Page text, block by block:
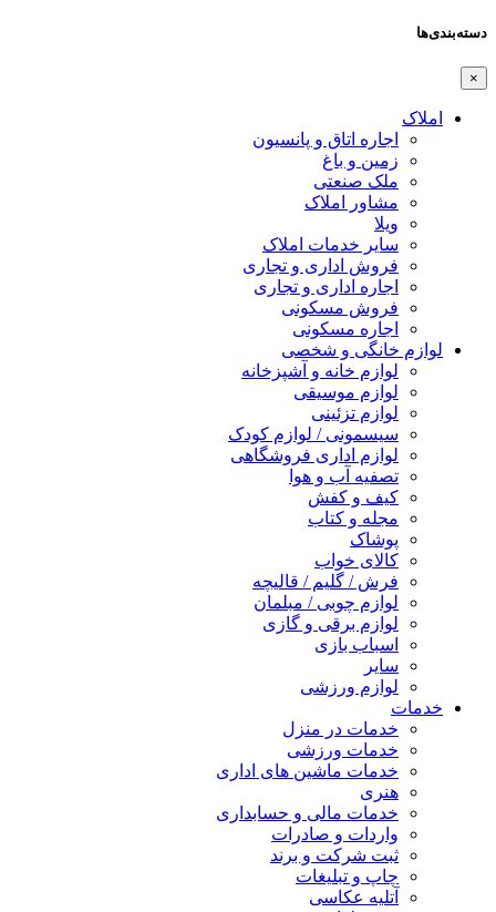
دسته‌بندی‌ها
×
املاک
اجاره اتاق و پانسیون
زمین و باغ
ملک صنعتی
مشاور املاک
ویلا
سایر خدمات املاک
فروش اداری و تجاری
اجاره اداری و تجاری
فروش مسکونی
اجاره مسکونی
لوازم خانگی و شخصی
لوازم خانه و آشپزخانه
لوازم موسیقی
لوازم تزئینی
سیسمونی / لوازم کودک
لوازم اداری فروشگاهی
تصفیه آب و هوا
کیف و کفش
مجله و کتاب
پوشاک
کالای خواب
فرش / گلیم / قالیچه
لوازم چوبی / مبلمان
لوازم برقی و گازی
اسباب بازی
سایر
لوازم ورزشی
خدمات
خدمات در منزل
خدمات ورزشی
خدمات ماشین های اداری
هنری
خدمات مالی و حسابداری
واردات و صادرات
ثبت شرکت و برند
چاپ و تبلیغات
آتلیه عکاسی